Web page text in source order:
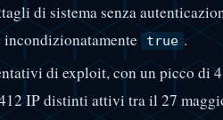
di sistema senza
true .
di exploit, con un picco di
IP distinti attivi tra il 27